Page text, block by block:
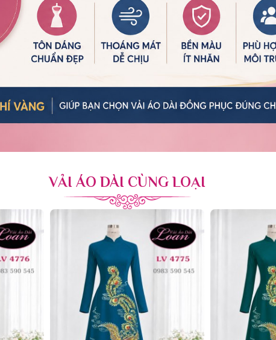
VẢI ÁO DÀI CÙNG LOẠI